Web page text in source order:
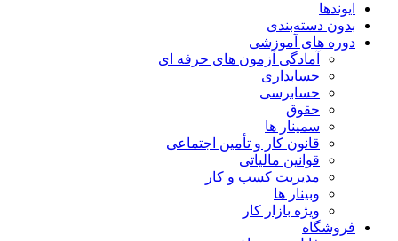
ایوندها
بدون دسته‌بندی
دوره های آموزشی
آمادگی آزمون های حرفه ای
حسابداری
حسابرسی
حقوق
سمینار ها
قانون کار و تأمین اجتماعی
قوانین مالیاتی
مدیریت کسب و کار
وبینار ها
ویژه بازار کار
فروشگاه